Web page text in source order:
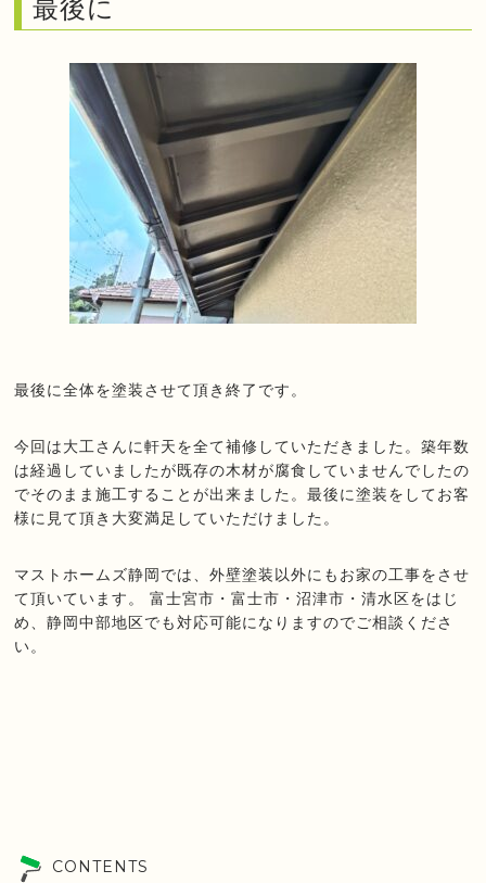
最後に
最後に全体を塗装させて頂き終了です。
今回は大工さんに軒天を全て補修していただきました。築年数
は経過していましたが既存の木材が腐食していませんでしたの
でそのまま施工することが出来ました。最後に塗装をしてお客
様に見て頂き大変満足していただけました。
マストホームズ静岡では、外壁塗装以外にもお家の工事をさせ
て頂いています。 富士宮市・富士市・沼津市・清水区をはじ
め、静岡中部地区でも対応可能になりますのでご相談くださ
い。
CONTENTS